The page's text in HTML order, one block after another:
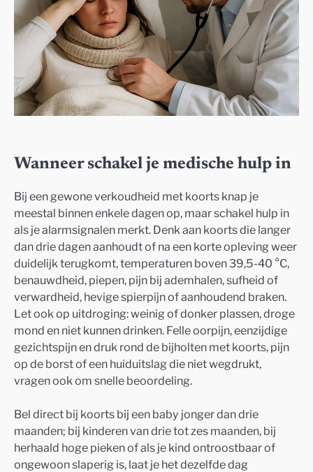
Wanneer schakel je medische hulp in
Bij een gewone verkoudheid met koorts knap je
meestal binnen enkele dagen op, maar schakel hulp in
als je alarmsignalen merkt. Denk aan koorts die langer
dan drie dagen aanhoudt of na een korte opleving weer
duidelijk terugkomt, temperaturen boven 39,5-40 °C,
benauwdheid, piepen, pijn bij ademhalen, sufheid of
verwardheid, hevige spierpijn of aanhoudend braken.
Let ook op uitdroging: weinig of donker plassen, droge
mond en niet kunnen drinken. Felle oorpijn, eenzijdige
gezichtspijn en druk rond de bijholten met koorts, pijn
op de borst of een huiduitslag die niet wegdrukt,
vragen ook om snelle beoordeling.
Bel direct bij koorts bij een baby jonger dan drie
maanden; bij kinderen van drie tot zes maanden, bij
herhaald hoge pieken of als je kind ontroostbaar of
ongewoon slaperig is, laat je het dezelfde dag